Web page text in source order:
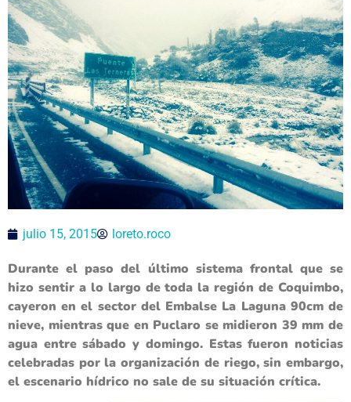
julio 15, 2015 loreto.roco
Durante el paso del último sistema frontal que se
hizo sentir a lo largo de toda la región de Coquimbo,
cayeron en el sector del Embalse La Laguna 90cm de
nieve, mientras que en Puclaro se midieron 39 mm de
agua entre sábado y domingo. Estas fueron noticias
celebradas por la organización de riego, sin embargo,
el escenario hídrico no sale de su situación crítica.